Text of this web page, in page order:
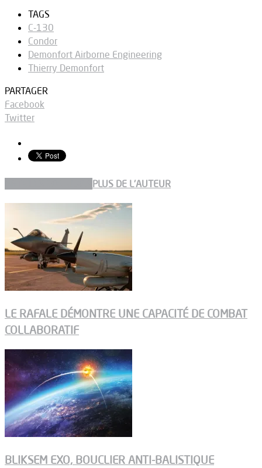
TAGS
C-130
Condor
Demonfort Airborne Engineering
Thierry Demonfort
PARTAGER
Facebook
Twitter
PLUS DE L'AUTEUR
LE RAFALE DÉMONTRE UNE CAPACITÉ DE COMBAT
COLLABORATIF
BLIKSEM EXO, BOUCLIER ANTI-BALISTIQUE